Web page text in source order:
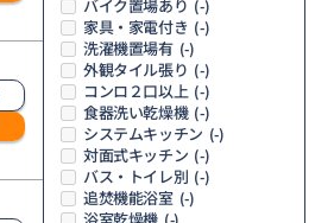
バイク置場あり (-)
家具・家電付き (-)
洗濯機置場有 (-)
外観タイル張り (-)
コンロ２口以上 (-)
食器洗い乾燥機 (-)
システムキッチン (-)
対面式キッチン (-)
バス・トイレ別 (-)
追焚機能浴室 (-)
(-)